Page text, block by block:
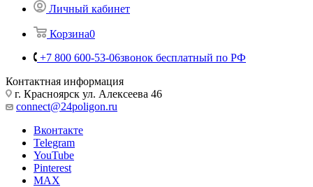
Личный кабинет
Корзина0
+7 800 600-53-06звонок бесплатный по РФ
Контактная информация
г. Красноярск ул. Алексеева 46
connect@24poligon.ru
Вконтакте
Telegram
YouTube
Pinterest
MAX